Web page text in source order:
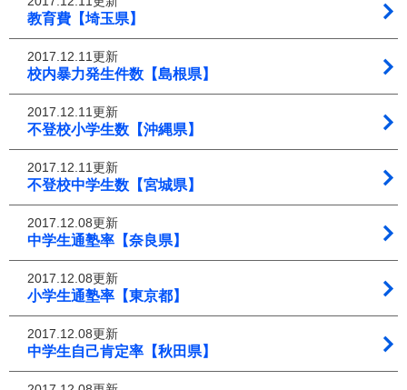
教育費【埼玉県】
2017.12.11更新
校内暴力発生件数【島根県】
2017.12.11更新
不登校小学生数【沖縄県】
2017.12.11更新
不登校中学生数【宮城県】
2017.12.08更新
中学生通塾率【奈良県】
2017.12.08更新
小学生通塾率【東京都】
2017.12.08更新
中学生自己肯定率【秋田県】